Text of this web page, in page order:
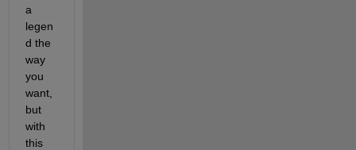
a
legen
d the
way
you
want,
but
with
this